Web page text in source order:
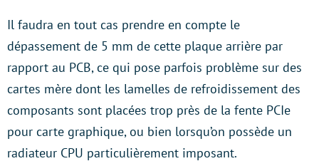
Il faudra en tout cas prendre en compte le
dépassement de 5 mm de cette plaque arrière par
rapport au PCB, ce qui pose parfois problème sur des
cartes mère dont les lamelles de refroidissement des
composants sont placées trop près de la fente PCIe
pour carte graphique, ou bien lorsqu’on possède un
radiateur CPU particulièrement imposant.